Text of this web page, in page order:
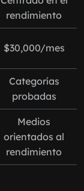
rendimiento
$30,000/mes
Categorías
probadas
Medios
orientados al
rendimiento